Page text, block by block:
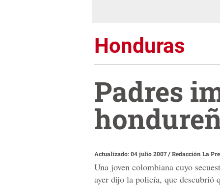
Honduras
Padres
Actualizado: 04 julio 2007/Redacción La
Una joven colombiana cuyo
ayer dijo la policía, que descubrió